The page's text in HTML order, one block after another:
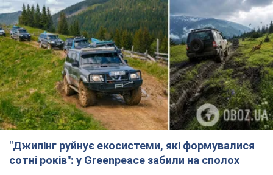
"Джипінг руйнує екосистеми, які формувалися
сотні років": у Greenpeace забили на сполох